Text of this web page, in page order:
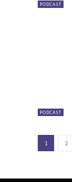
PODCAST
PODCAST
1 2